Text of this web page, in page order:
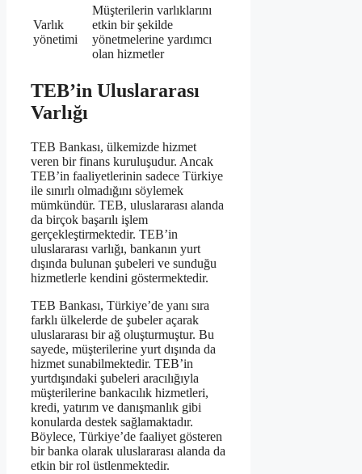
Varlık
yönetimi
Müşterilerin varlıklarını
etkin bir şekilde
yönetmelerine yardımcı
olan hizmetler
TEB’in Uluslararası
Varlığı
TEB Bankası, ülkemizde hizmet
veren bir finans kuruluşudur. Ancak
TEB’in faaliyetlerinin sadece Türkiye
ile sınırlı olmadığını söylemek
mümkündür. TEB, uluslararası alanda
da birçok başarılı işlem
gerçekleştirmektedir. TEB’in
uluslararası varlığı, bankanın yurt
dışında bulunan şubeleri ve sunduğu
hizmetlerle kendini göstermektedir.
TEB Bankası, Türkiye’de yanı sıra
farklı ülkelerde de şubeler açarak
uluslararası bir ağ oluşturmuştur. Bu
sayede, müşterilerine yurt dışında da
hizmet sunabilmektedir. TEB’in
yurtdışındaki şubeleri aracılığıyla
müşterilerine bankacılık hizmetleri,
kredi, yatırım ve danışmanlık gibi
konularda destek sağlamaktadır.
Böylece, Türkiye’de faaliyet gösteren
bir banka olarak uluslararası alanda da
etkin bir rol üstlenmektedir.